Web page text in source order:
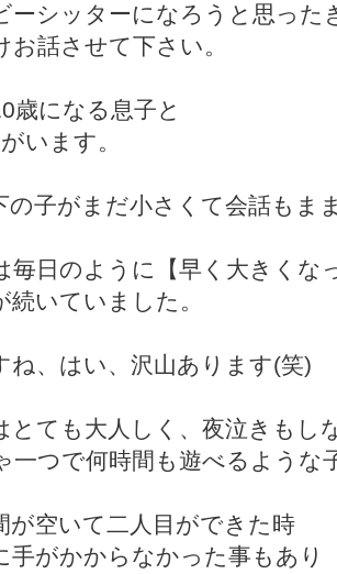
ーシッターになろうと思った
お話させて下さい。
歳になる息子と
います。
子がまだ小さくて会話もま
毎日のように【早く大きく
続いていました。
ね、はい、沢山あります(笑)
とても大人しく、夜泣きもし
一つで何時間も遊べるような
が空いて二人目ができた時
手がかからなかった事もあり